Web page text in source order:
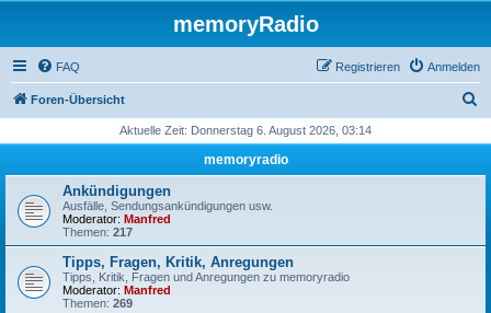
memoryRadio
FAQ Anmelden
Registrieren
Foren-Übersicht
h
Aktuelle Zeit: Donnerstag 6. August 2026, 03:14
memoryradio
Ankündigungen
Ausfälle, Sendungsankündigungen usw.
Moderator: Manfred
Themen: 217
Tipps, Fragen, Kritik, Anregungen
Tipps, Kritik, Fragen und Anregungen zu memoryradio
Moderator: Manfred
Themen: 269